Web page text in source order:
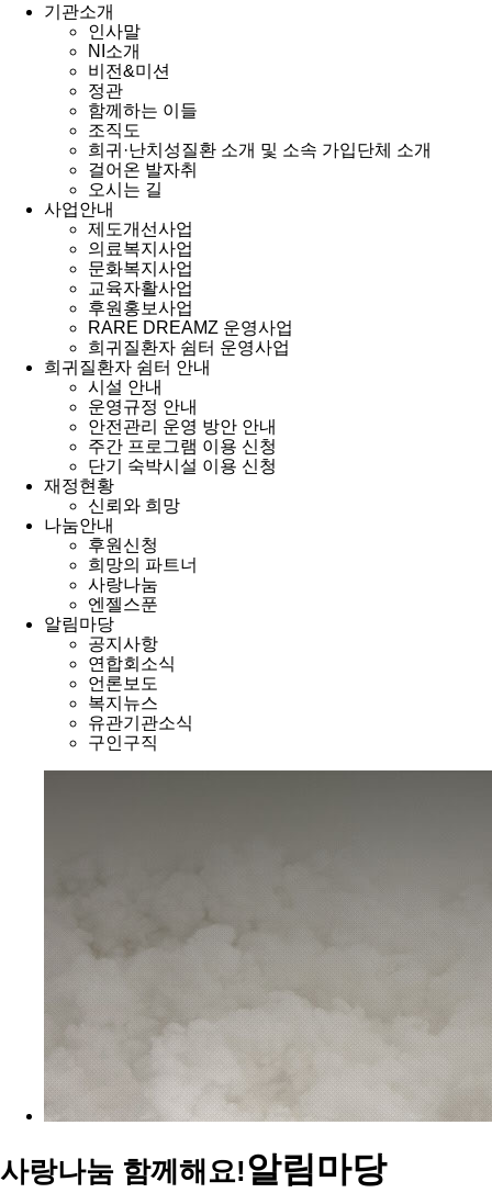
기관소개
인사말
NI소개
비전&미션
정관
함께하는 이들
조직도
희귀·난치성질환 소개 및 소속 가입단체 소개
걸어온 발자취
오시는 길
사업안내
제도개선사업
의료복지사업
문화복지사업
교육자활사업
후원홍보사업
RARE DREAMZ 운영사업
희귀질환자 쉼터 운영사업
희귀질환자 쉼터 안내
시설 안내
운영규정 안내
안전관리 운영 방안 안내
주간 프로그램 이용 신청
단기 숙박시설 이용 신청
재정현황
신뢰와 희망
나눔안내
후원신청
희망의 파트너
사랑나눔
엔젤스푼
알림마당
공지사항
연합회소식
언론보도
복지뉴스
유관기관소식
구인구직
사랑나눔 함께해요!알림마당